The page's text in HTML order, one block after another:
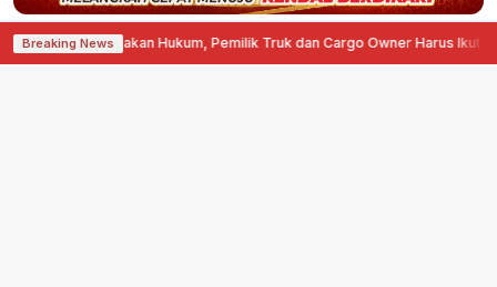
Breaking News
Penegakan Hukum, Pemilik Truk dan Cargo Owner Harus Ikut